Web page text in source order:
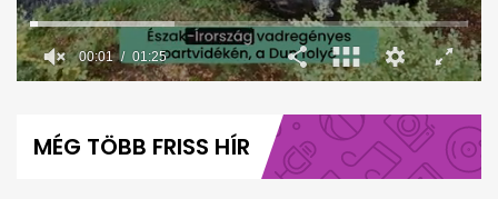
minute,
00:02 01:25
MÉG TÖBB FRISS HÍR